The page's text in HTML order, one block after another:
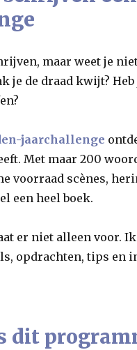
maar weet je
je de draad kwijt?
jaarchallenge
Met maar 200
voorraad scènes,
een heel boek.
er niet alleen voor.
opdrachten, tips en
dit